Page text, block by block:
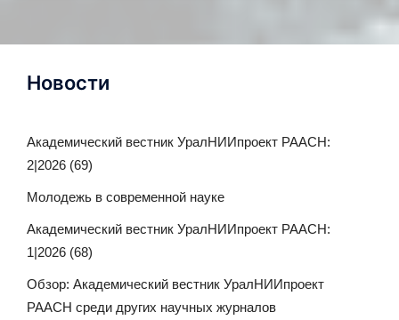
Новости
Академический вестник УралНИИпроект РААСН:
2|2026 (69)
Молодежь в современной науке
Академический вестник УралНИИпроект РААСН:
1|2026 (68)
Обзор: Академический вестник УралНИИпроект
РААСН среди других научных журналов